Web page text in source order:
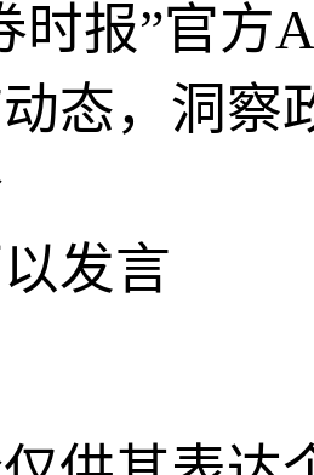
时报”官方
态，洞察
发言